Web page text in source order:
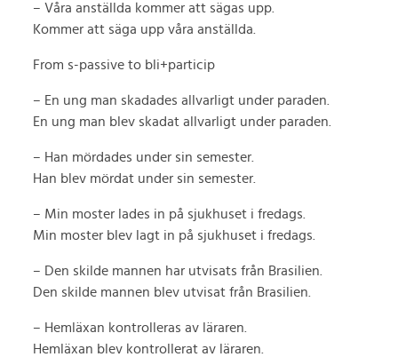
– Våra anställda kommer att sägas upp.
Kommer att säga upp våra anställda.
From s-passive to bli+particip
– En ung man skadades allvarligt under paraden.
En ung man blev skadat allvarligt under paraden.
– Han mördades under sin semester.
Han blev mördat under sin semester.
– Min moster lades in på sjukhuset i fredags.
Min moster blev lagt in på sjukhuset i fredags.
– Den skilde mannen har utvisats från Brasilien.
Den skilde mannen blev utvisat från Brasilien.
– Hemläxan kontrolleras av läraren.
Hemläxan blev kontrollerat av läraren.